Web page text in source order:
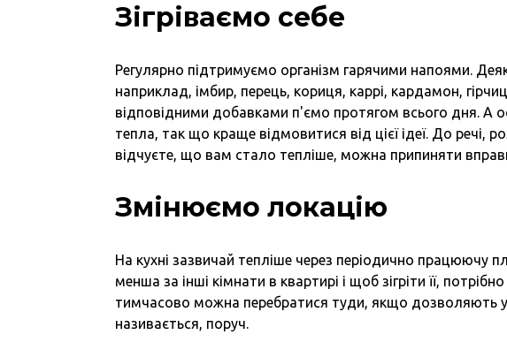
Зігріваємо себе
Регулярно підтримуємо організм гарячими напоями.
наприклад, імбир, перець, кориця, каррі, кардамон,
відповідними добавками п'ємо протягом всього дня. А
тепла, так що краще відмовитися від цієї ідеї. До речі,
відчуєте, що вам стало тепліше, можна припиняти
Змінюємо локацію
На кухні зазвичай тепліше через періодично працюючу
менша за інші кімнати в квартирі і щоб зігріти її,
тимчасово можна перебратися туди, якщо дозволяють
називається, поруч.